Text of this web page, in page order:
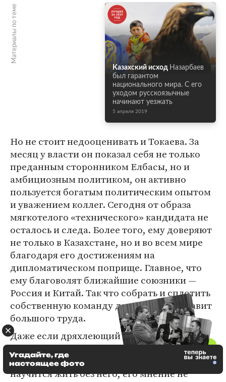
Материалы по теме
Казахский исход Назарбаев
был гарантом
национального мира. С его
уходом русскоязычные
начинают уезжать
5 апреля 2019
Но не стоит недооценивать и Токаева. За
месяц у власти он показал себя не только
преданным сторонником Елбасы, но и
амбициозным политиком, он активно
пользуется богатым политическим опытом
и уважением коллег. Сегодня от образа
мягкотелого «технического» кандидата не
осталось и следа. Более того, ему доверяют
не только в Казахстане, но и во всем мире
благодаря его достижениям на
дипломатическом поприще. Главное, что
ему благоволят ближайшие союзники —
Россия и Китай. Так что собрать и сплотить
собственную команду для него не составит
большого труда.
Даже если дряхлеющий Назарбаев в какой-
то момент начнет опасаться усиления
Токаева, для системы, которая постепенно
научится жить без него, его мнение не
Угадайте, где
настоящее фото